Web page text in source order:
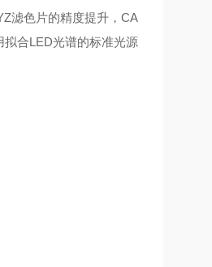
滤色片的精度提升，CA
合LED光谱的标准光源